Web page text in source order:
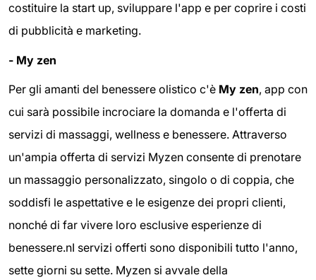
costituire la start up, sviluppare l'app e per coprire i costi
di pubblicità e marketing.
- My zen
Per gli amanti del benessere olistico c'è My zen, app con
cui sarà possibile incrociare la domanda e l'offerta di
servizi di massaggi, wellness e benessere. Attraverso
un'ampia offerta di servizi Myzen consente di prenotare
un massaggio personalizzato, singolo o di coppia, che
soddisfi le aspettative e le esigenze dei propri clienti,
nonché di far vivere loro esclusive esperienze di
benessere.nI servizi offerti sono disponibili tutto l'anno,
sette giorni su sette. Myzen si avvale della